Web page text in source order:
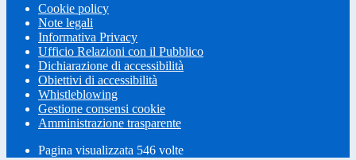
Cookie policy
Note legali
Informativa Privacy
Ufficio Relazioni con il Pubblico
Dichiarazione di accessibilità
Obiettivi di accessibilità
Whistleblowing
Gestione consensi cookie
Amministrazione trasparente
Pagina visualizzata 546 volte